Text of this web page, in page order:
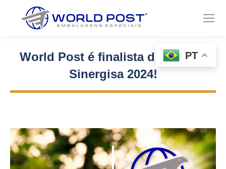
World Post é finalista do Prêmio
Sinergisa 2024!
Você está aqui:
PT